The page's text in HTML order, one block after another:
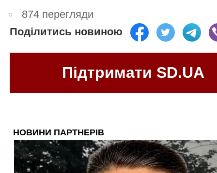
874 перегляди
Поділитись новиною
Підтримати SD.UA